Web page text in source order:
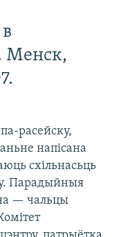
Менск,
расейску,
напісана
схільнасьць
Парадыйныя
— чальцы